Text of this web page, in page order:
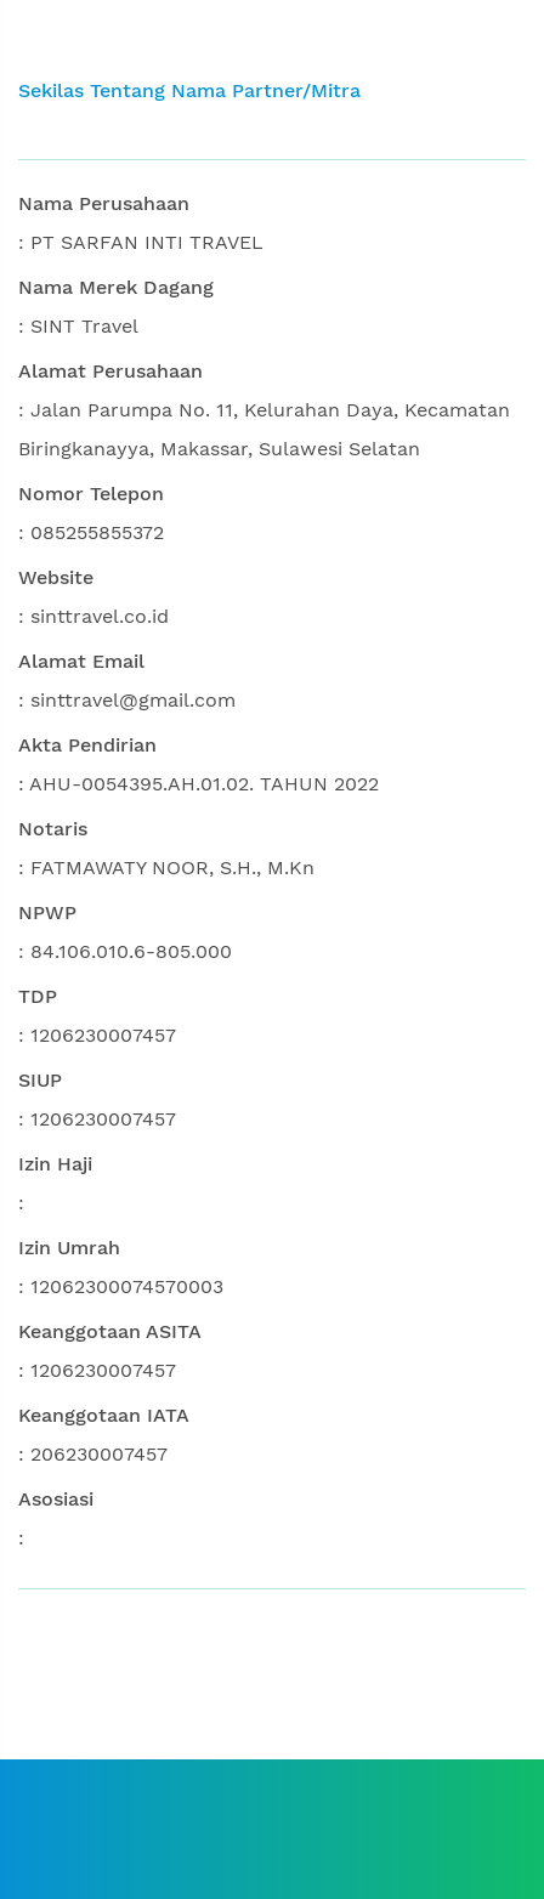
Sekilas Tentang Nama Partner/Mitra
Nama Perusahaan
: PT SARFAN INTI TRAVEL
Nama Merek Dagang
: SINT Travel
Alamat Perusahaan
: Jalan Parumpa No. 11, Kelurahan Daya, Kecamatan
Biringkanayya, Makassar, Sulawesi Selatan
Nomor Telepon
: 085255855372
Website
: sinttravel.co.id
Alamat Email
: sinttravel@gmail.com
Akta Pendirian
: AHU-0054395.AH.01.02. TAHUN 2022
Notaris
: FATMAWATY NOOR, S.H., M.Kn
NPWP
: 84.106.010.6-805.000
TDP
: 1206230007457
SIUP
: 1206230007457
Izin Haji
:
Izin Umrah
: 12062300074570003
Keanggotaan ASITA
: 1206230007457
Keanggotaan IATA
: 206230007457
Asosiasi
: